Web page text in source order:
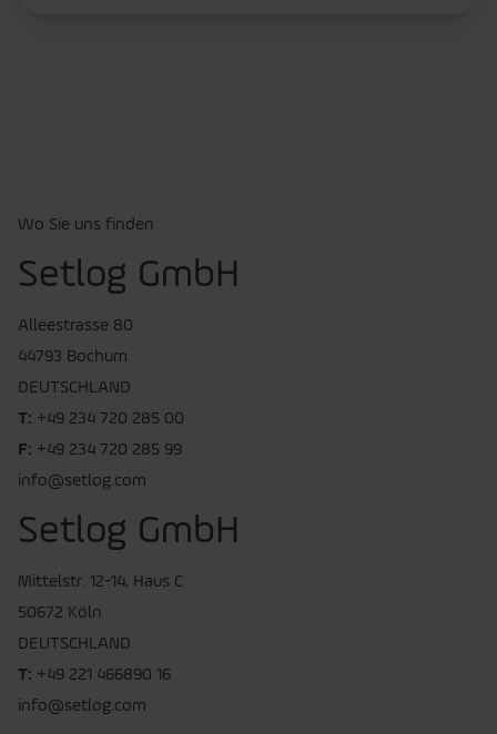
Wo Sie uns finden
Setlog GmbH
Alleestrasse 80
44793 Bochum
DEUTSCHLAND
T: +49 234 720 285 00
F: +49 234 720 285 99
info@setlog.com
Setlog GmbH
Mittelstr. 12-14, Haus C
50672 Köln
DEUTSCHLAND
T: +49 221 466890 16
info@setlog.com